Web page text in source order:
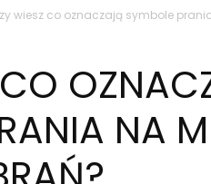
wiesz co oznaczają symbole
NA